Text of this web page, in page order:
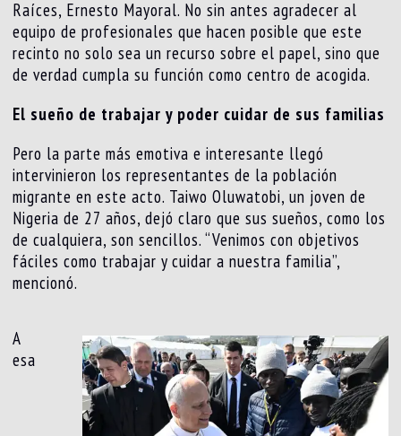
Raíces, Ernesto Mayoral. No sin antes agradecer al
equipo de profesionales que hacen posible que este
recinto no solo sea un recurso sobre el papel, sino que
de verdad cumpla su función como centro de acogida.
El sueño de trabajar y poder cuidar de sus familias
Pero la parte más emotiva e interesante llegó
intervinieron los representantes de la población
migrante en este acto. Taiwo Oluwatobi, un joven de
Nigeria de 27 años, dejó claro que sus sueños, como los
de cualquiera, son sencillos. “Venimos con objetivos
fáciles como trabajar y cuidar a nuestra familia”,
mencionó.
A
esa